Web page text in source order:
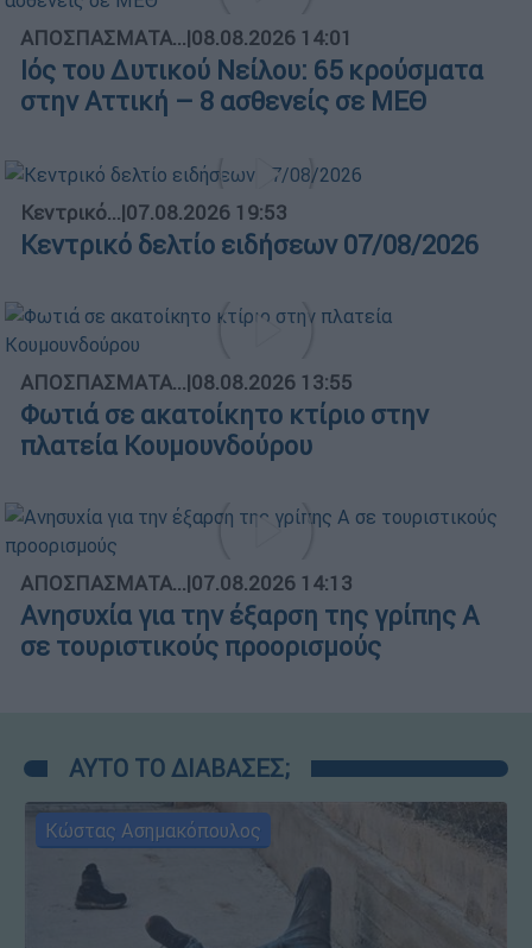
ΑΠΟΣΠΑΣΜΑΤΑ...|08.08.2026 14:01
Ιός του Δυτικού Νείλου: 65 κρούσματα
στην Αττική – 8 ασθενείς σε ΜΕΘ
Κεντρικό...|07.08.2026 19:53
Κεντρικό δελτίο ειδήσεων 07/08/2026
ΑΠΟΣΠΑΣΜΑΤΑ...|08.08.2026 13:55
Φωτιά σε ακατοίκητο κτίριο στην
πλατεία Κουμουνδούρου
ΑΠΟΣΠΑΣΜΑΤΑ...|07.08.2026 14:13
Ανησυχία για την έξαρση της γρίπης Α
σε τουριστικούς προορισμούς
ΑΥΤΟ ΤΟ ΔΙΑΒΑΣΕΣ;
Κώστας Ασημακόπουλος